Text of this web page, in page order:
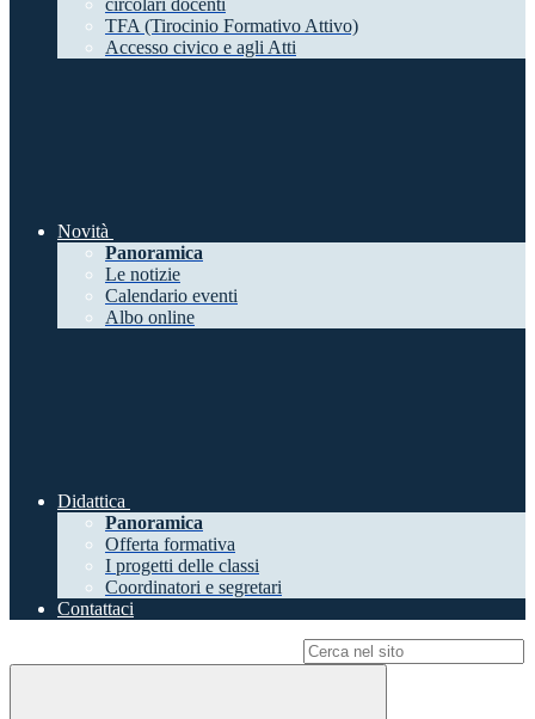
circolari docenti
TFA (Tirocinio Formativo Attivo)
Accesso civico e agli Atti
Novità
Panoramica
Le notizie
Calendario eventi
Albo online
Didattica
Panoramica
Offerta formativa
I progetti delle classi
Coordinatori e segretari
Contattaci